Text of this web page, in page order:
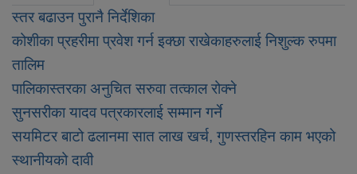
स्तर बढाउन पुरानै निर्देशिका
कोशीका प्रहरीमा प्रवेश गर्न इक्छा राखेकाहरुलाई निशुल्क रुपमा
तालिम
पालिकास्तरका अनुचित सरुवा तत्काल रोक्ने
सुनसरीका यादव पत्रकारलाई सम्मान गर्ने
सयमिटर बाटो ढलानमा सात लाख खर्च, गुणस्तरहिन काम भएको
स्थानीयको दावी